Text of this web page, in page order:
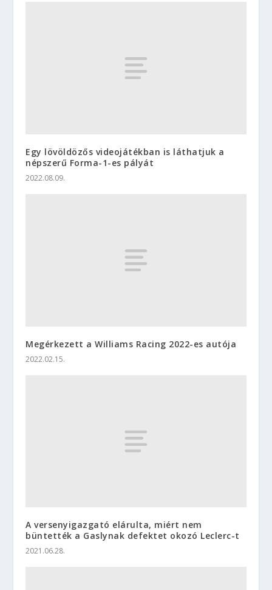
Egy lövöldözős videojátékban is láthatjuk a
népszerű Forma-1-es pályát
2022.08.09.
Megérkezett a Williams Racing 2022-es autója
2022.02.15.
A versenyigazgató elárulta, miért nem
büntették a Gaslynak defektet okozó Leclerc-t
2021.06.28.